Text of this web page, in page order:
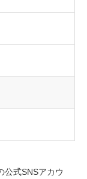
公式SNSアカウ